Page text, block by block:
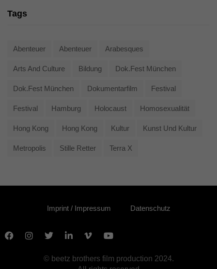
Tags
Abenteuer Abenteuer Arabesques
Arts And Culture Bildung Dok.fest München
Dok.fest München Dokumentarfilm Festival
Festival Hamburg Holocaust Homosexualität
Hong Kong Hong Kong Kultur Kunst Und Kultur
Metropolis Stille Retter Terra X
Imprint / Impressum Datenschutz
© beetz brothers film production 2024.